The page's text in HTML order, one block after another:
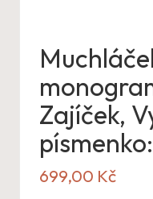
Zajíček,
699,00 Kč